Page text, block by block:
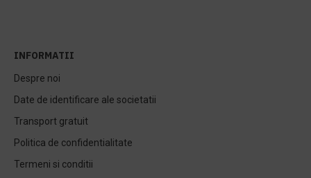
INFORMATII
Despre noi
Date de identificare ale societatii
Transport gratuit
Politica de confidentialitate
Termeni si conditii